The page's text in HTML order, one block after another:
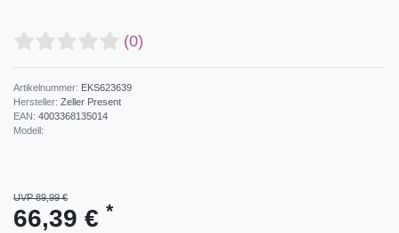
(0)
Artikelnummer: EKS623639
Hersteller: Zeller Present
EAN: 4003368135014
Modell:
UVP 89,99 €
66,39 € *